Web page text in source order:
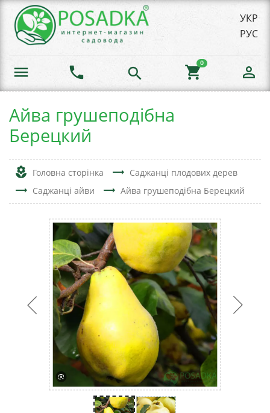
УКР
РУС
menu phone search shopping_cart
0
person_outline
Айва грушеподібна
Берецкий
local_florist Головна сторінка trending_flat Саджанці плодових дерев
trending_flat Саджанці айви trending_flat Айва грушеподібна Берецкий